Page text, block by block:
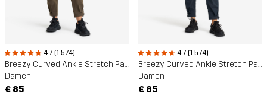
4.7 (1 574)
Breezy Curved Ankle Stretch Pants
Damen
€ 85
4.7 (1 574)
Breezy Curved Ankle Stretch Pants
Damen
€ 85